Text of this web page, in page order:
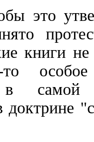
это
книги
то
в самой
доктрине